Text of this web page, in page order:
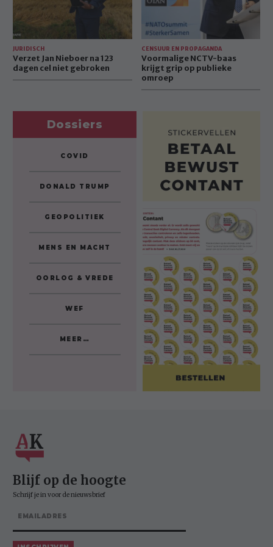
niet
gebroken
Verzet Jan Nieboer na 123
dagen cel niet gebroken
JURIDISCH
Voormalige NCTV-baas
krijgt grip op publieke
omroep
CENSUUR EN PROPAGANDA
Dossiers
COVID
DONALD TRUMP
GEOPOLITIEK
MENS EN MACHT
OORLOG & VREDE
WEF
MEER…
Blijf op de hoogte
Schrijf je in voor de nieuwsbrief